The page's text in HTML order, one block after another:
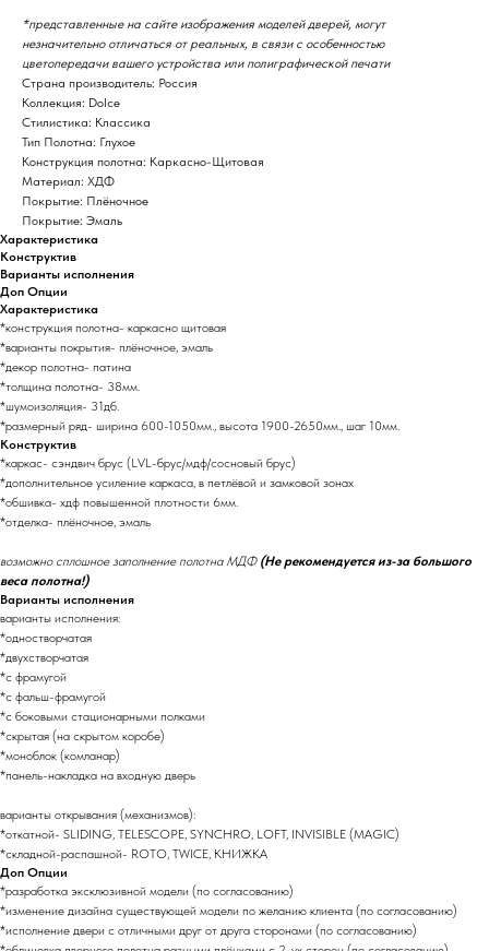
*представленные на сайте изображения моделей дверей, могут
незначительно отличаться от реальных, в связи с особенностью
цветопередачи вашего устройства или полиграфической печати
Страна производитель: Россия
Коллекция: Dolce
Стилистика: Классика
Тип Полотна: Глухое
Конструкция полотна: Каркасно-Щитовая
Материал: ХДФ
Покрытие: Плёночное
Покрытие: Эмаль
Характеристика
Конструктив
Варианты исполнения
Доп Опции
Характеристика
*конструкция полотна- каркасно щитовая
*варианты покрытия- плёночное, эмаль
*декор полотна- патина
*толщина полотна- 38мм.
*шумоизоляция- 31дб.
*размерный ряд- ширина 600-1050мм., высота 1900-2650мм., шаг 10мм.
Конструктив
*каркас- сэндвич брус (LVL-брус/мдф/сосновый брус)
*дополнительное усиление каркаса, в петлёвой и замковой зонах
*обшивка- хдф повышенной плотности 6мм.
*отделка- плёночное, эмаль
возможно сплошное заполнение полотна МДФ (Не рекомендуется из-за большого
веса полотна!)
Варианты исполнения
варианты исполнения:
*одностворчатая
*двухстворчатая
*с фрамугой
*с фальш-фрамугой
*с боковыми стационарными полками
*скрытая (на скрытом коробе)
*моноблок (комланар)
*панель-накладка на входную дверь
варианты открывания (механизмов):
*откатной- SLIDING, TELESCOPE, SYNCHRO, LOFT, INVISIBLE (MAGIC)
*складной-распашной- ROTO, TWICE, КНИЖКА
Доп Опции
*разработка эксклюзивной модели (по согласованию)
*изменение дизайна существующей модели по желанию клиента (по согласованию)
*исполнение двери с отличными друг от друга сторонами (по согласованию)